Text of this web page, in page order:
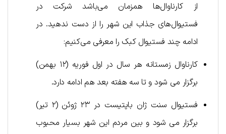
از کارناوال‌ها همزمان می‌باشد شرکت در
فستیوال‌های جذاب این شهر را از دست ندهید. در
ادامه چند فستیوال کبک را معرفی می‌کنیم:
کارناوال زمستانه هر سال در اول فوریه (۱۲ بهمن)
برگزار می شود و تا سه هفته بعد هم ادامه دارد.
فستیوال سنت ژان باپتیست در ۲۳ ژوئن (۲ تیر)
برگزار می شود و بین مردم این شهر بسیار محبوب